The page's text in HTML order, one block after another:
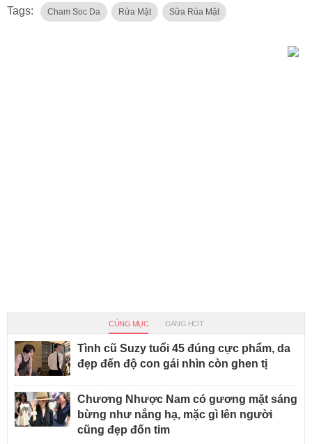
Tags: Cham Soc Da Rửa Mặt Sữa Rủa Mặt
CÙNG MỤC ĐANG HOT
Tình cũ Suzy tuổi 45 đúng cực phẩm, da
đẹp đến độ con gái nhìn còn ghen tị
Chương Nhược Nam có gương mặt sáng
bừng như nắng hạ, mặc gì lên người
cũng đẹp đốn tim